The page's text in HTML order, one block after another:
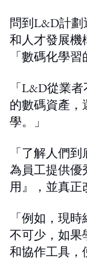
問到L&D計劃
和人才發展機
「數碼化學
「L&D從業
的數碼資產，
學。」
「了解人們
為員工提供優
用』，並真正
「例如，現
不可少，如果
和協作工具，